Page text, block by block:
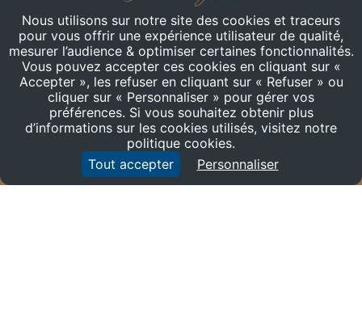
CONTACTEZ-NOUS
+33 (0) 6 77 78 16 46
59, QUAI RAMBAUD
69002-Lyon
Nous utilisons sur notre site des cookies et traceurs
pour vous offrir une expérience utilisateur de qualité,
mesurer l’audience & optimiser certaines fonctionnalités.
Vous pouvez accepter ces cookies en cliquant sur «
Accepter », les refuser en cliquant sur « Refuser » ou
cliquer sur « Personnaliser » pour gérer vos
préférences. Si vous souhaitez obtenir plus
d’informations sur les cookies utilisés, visitez notre
politique cookies.
Tout accepter
Personnaliser